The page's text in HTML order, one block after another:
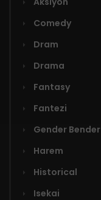
Comedy
Dram
Drama
Fantasy
Fantezi
Gender Bender
Harem
Historical
Isekai